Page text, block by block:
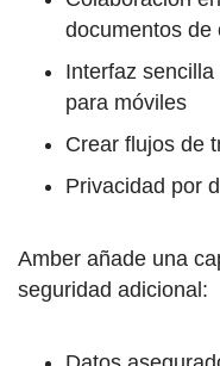
documentos de
Interfaz
para móviles
Crear flujos de
Privacidad por
Amber añade una
seguridad adicional: